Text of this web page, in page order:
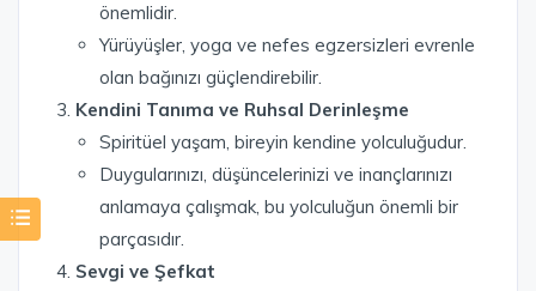
önemlidir.
Yürüyüşler, yoga ve nefes egzersizleri evrenle
olan bağınızı güçlendirebilir.
Kendini Tanıma ve Ruhsal Derinleşme
Spiritüel yaşam, bireyin kendine yolculuğudur.
Duygularınızı, düşüncelerinizi ve inançlarınızı
anlamaya çalışmak, bu yolculuğun önemli bir
parçasıdır.
Sevgi ve Şefkat